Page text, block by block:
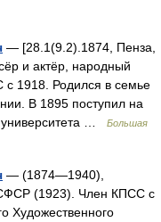
— [28.1(9.2).1874, Пенза,
и актёр, народный
с 1918. Родился в семье
В 1895 поступил на
университета …
Большая
— (1874—1940),
(1923). Член КПСС с
Художественного